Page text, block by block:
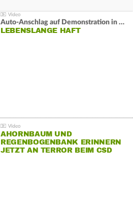
Auto-Anschlag auf Demonstration in München:
LEBENSLANGE HAFT
AHORNBAUM UND
REGENBOGENBANK ERINNERN
JETZT AN TERROR BEIM CSD